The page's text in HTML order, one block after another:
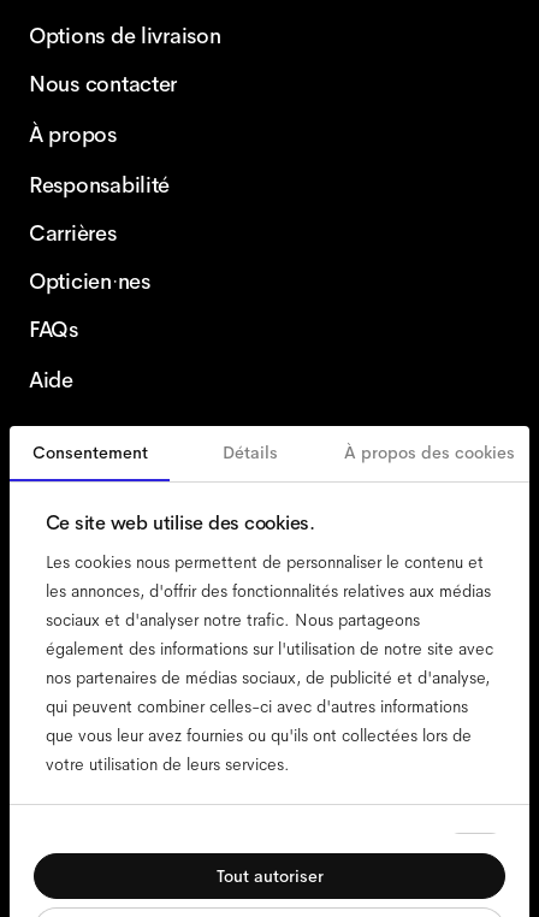
Consentement Détails À propos des cookies
Ce site web utilise des cookies.
Les cookies nous permettent de personnaliser le contenu et
les annonces, d'offrir des fonctionnalités relatives aux médias
sociaux et d'analyser notre trafic. Nous partageons
également des informations sur l'utilisation de notre site avec
nos partenaires de médias sociaux, de publicité et d'analyse,
qui peuvent combiner celles-ci avec d'autres informations
que vous leur avez fournies ou qu'ils ont collectées lors de
votre utilisation de leurs services.
consentement
Nécessaires
Préférences
Tout autoriser
Options de livraison
Nous contacter
À propos
Responsabilité
Carrières
Opticien·nes
FAQs
Aide
France French
accessibilité
politique de cookies
mentions légales
confidentialité
cgv
conditions d'utilisation
conformité